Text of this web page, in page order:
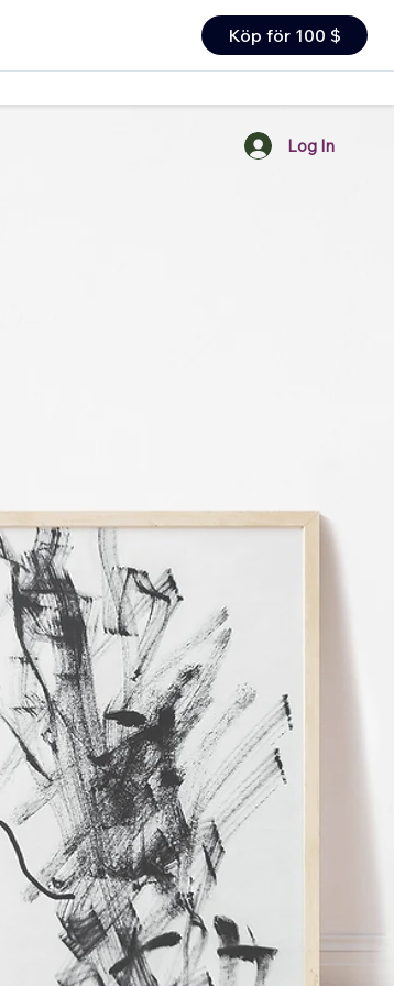
Köp för 100 $